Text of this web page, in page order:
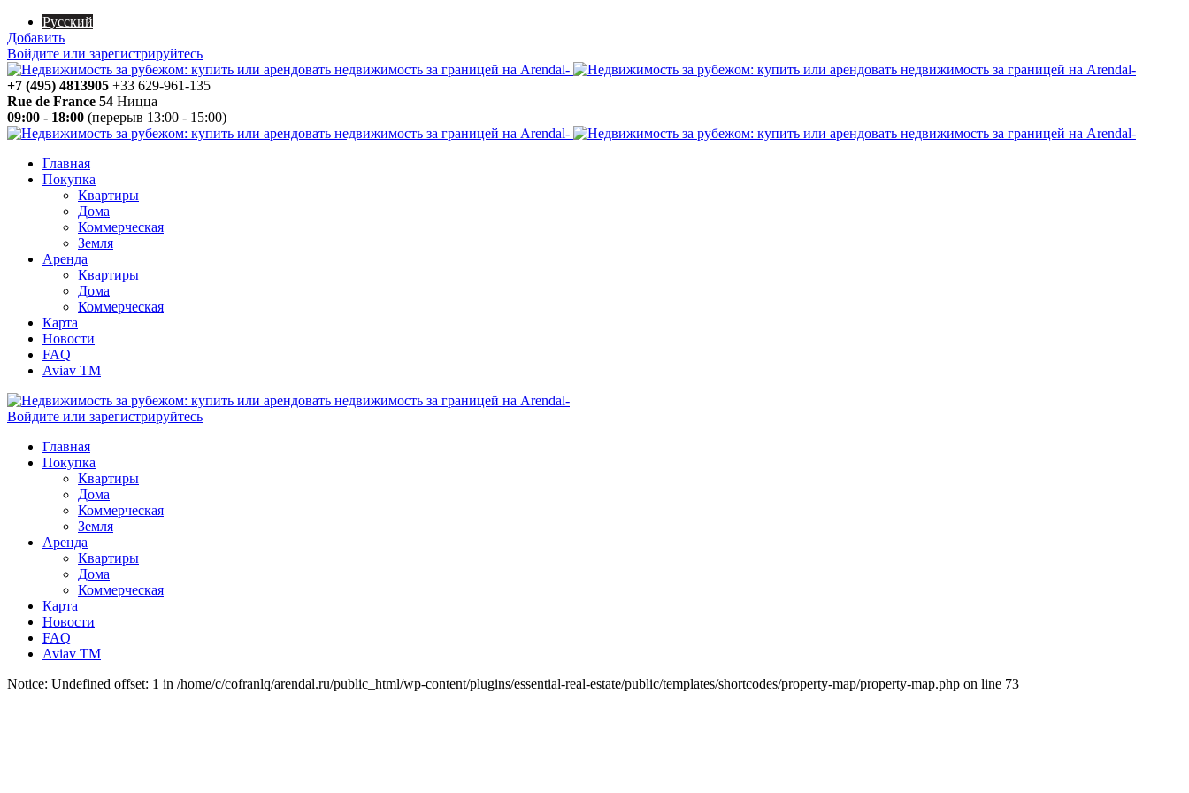
Русский
Добавить
Войдите или зарегистрируйтесь
+7 (495) 4813905 +33 629-961-135
Rue de France 54 Ницца
09:00 - 18:00 (перерыв 13:00 - 15:00)
Главная
Покупка
Квартиры
Дома
Коммерческая
Земля
Аренда
Квартиры
Дома
Коммерческая
Карта
Новости
FAQ
Aviav TM
Войдите или зарегистрируйтесь
Главная
Покупка
Квартиры
Дома
Коммерческая
Земля
Аренда
Квартиры
Дома
Коммерческая
Карта
Новости
FAQ
Aviav TM
Notice: Undefined offset: 1 in /home/c/cofranlq/arendal.ru/public_html/wp-content/plugins/essential-real-estate/public/templates/shortcodes/property-map/property-map.php on line 73